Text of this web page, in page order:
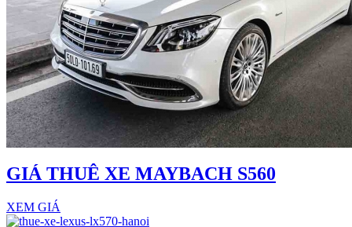
GIÁ THUÊ XE MAYBACH S560
XEM GIÁ